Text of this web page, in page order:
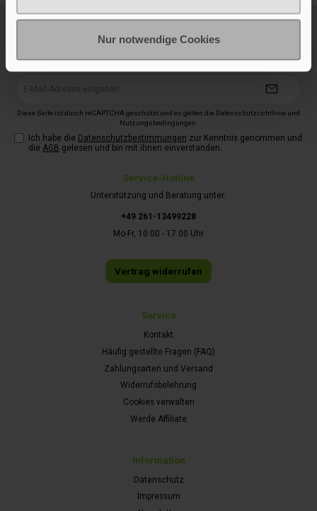
Nur notwendige Cookies
Service-Hotline
Unterstützung und Beratung unter:
+49 261-13499228
Mo-Fr, 10:00 - 17:00 Uhr
Vertrag widerrufen
Service
Kontakt
Häufig gestellte Fragen (FAQ)
Zahlungsarten und Versand
Widerrufsbelehrung
Cookies verwalten
Werde Affiliate
Information
Datenschutz
Impressum
Newsletter
Neue Produkte, 5 € Startguthaben bei Erstanmeldung, exklusive Aktionen
und Inspiration für Deinen nächsten Campingtrip – direkt per E-Mail.
Jederzeit kostenlos abbestellbar.
Diese Seite ist durch reCAPTCHA geschützt und es gelten die Datenschutzrichtlinie und
Nutzungsbedingungen.
Ich habe die Datenschutzbestimmungen zur Kenntnis genommen und
die AGB gelesen und bin mit ihnen einverstanden.